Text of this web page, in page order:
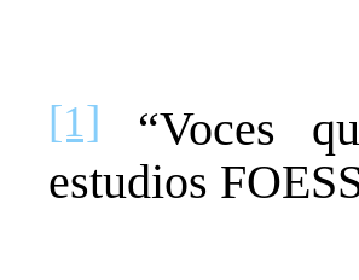
[1] “Voces
estudios